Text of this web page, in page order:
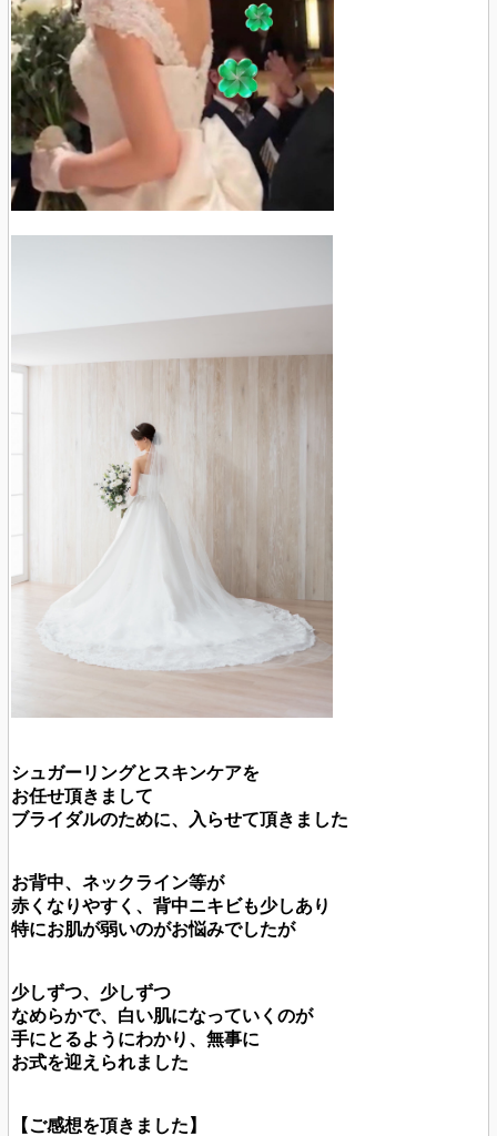
シュガーリングとスキンケアを
お任せ頂きまして
ブライダルのために、入らせて頂きました
お背中、ネックライン等が
赤くなりやすく、背中ニキビも少しあり
特にお肌が弱いのがお悩みでしたが
少しずつ、少しずつ
なめらかで、白い肌になっていくのが
手にとるようにわかり、無事に
お式を迎えられました
【ご感想を頂きました】